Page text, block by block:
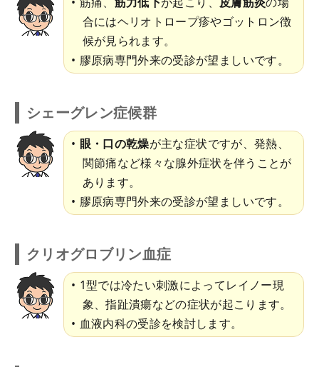
合にはヘリオトロープ疹やゴットロン徴
候が見られます。
膠原病専門外来の受診が望ましいです。
シェーグレン症候群
眼・口の乾燥が主な症状ですが、発熱、
関節痛など様々な腺外症状を伴うことが
あります。
膠原病専門外来の受診が望ましいです。
クリオグロブリン血症
1型では冷たい刺激によってレイノー現
象、指趾潰瘍などの症状が起こります。
血液内科の受診を検討します。